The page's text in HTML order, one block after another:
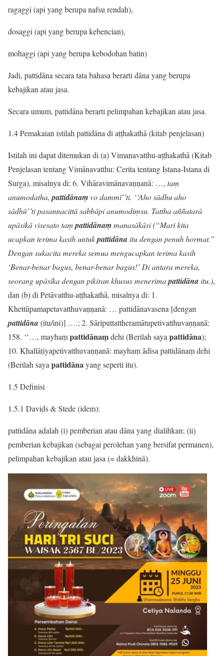
ragaggi (api yang berupa nafsu rendah),
dosaggi (api yang berupa kebencian),
mohaggi (api yang berupa kebodohan batin)
Jadi, pattidāna secara tata bahasa berarti dāna yang berupa
kebajikan atau jasa.
Secara umum, pattidāna berarti pelimpahan kebajikan atau jasa.
1.4 Pemakaian istilah pattidāna di aṭṭhakathā (kitab penjelasan)
Istilah ini dapat ditemukan di (a) Vimanavatthu-aṭṭhakathā (Kitab
Penjelasan tentang Vimānavatthu: Cerita tentang Istana-Istana di
Surga), misalnya di: 6. Vihāravimānavaṇṇanā: …, taṃ
anumodatha, pattidānaṃvo dammī’’ti. ‘‘Aho sādhu aho
sādhū’’ti pasannacittā sabbāpi anumodiṃsu. Tattha aññatarā
upāsikā visesato taṃ pattidānaṃmanasākāsi (“Mari kita
ucapkan terima kasih untukpattidāna itu dengan penuh hormat.”
Dengan sukacita mereka semua mengucapkan terima kasih
‘Benar-benar bagus, benar-benar bagus!’ Di antara mereka,
seorang upāsīka dengan pikiran khusus menerimapattidāna itu.),
dan (b) di Petāvatthu-aṭṭhakathā, misalnya di: 1.
Khettūpamapetavatthuvaṇṇanā: … pattidānavasena [dengan
pattidāna(itu/ini)] ….; 2. Sāriputtattheramātupetivatthuvaṇṇanā:
158. ‘‘…, mayhaṃpattidānaṃdehi (Berilah saya pattidāna);
10. Khallāṭiyapetivatthuvaṇṇanā: mayhaṃ ādisa pattidānaṃ dehi
(Berilah saya pattidānayang seperti itu).
1.5 Definisi
1.5.1 Davids & Stede (idem):
pattidāna adalah (i) pemberian atau dāna yang dialihkan; (ii)
pemberian kebajikan (sebagai perolehan yang bersifat permanen),
pelimpahan kebajikan atau jasa (= dakkhinā).